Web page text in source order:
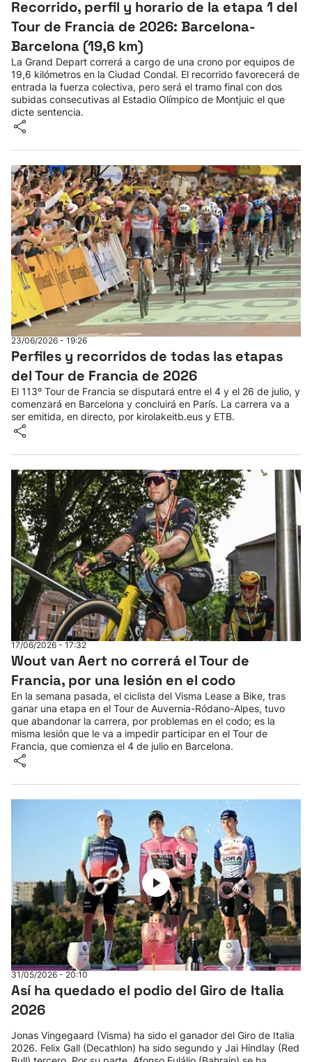
Recorrido, perfil y horario de la etapa 1 del
Tour de Francia de 2026: Barcelona-
Barcelona (19,6 km)
La Grand Depart correrá a cargo de una crono por equipos de
19,6 kilómetros en la Ciudad Condal. El recorrido favorecerá de
entrada la fuerza colectiva, pero será el tramo final con dos
subidas consecutivas al Estadio Olímpico de Montjuic el que
dicte sentencia.
23/06/2026 - 19:26
Perfiles y recorridos de todas las etapas
del Tour de Francia de 2026
El 113º Tour de Francia se disputará entre el 4 y el 26 de julio, y
comenzará en Barcelona y concluirá en París. La carrera va a
ser emitida, en directo, por kirolakeitb.eus y ETB.
17/06/2026 - 17:32
Wout van Aert no correrá el Tour de
Francia, por una lesión en el codo
En la semana pasada, el ciclista del Visma Lease a Bike, tras
ganar una etapa en el Tour de Auvernia-Ródano-Alpes, tuvo
que abandonar la carrera, por problemas en el codo; es la
misma lesión que le va a impedir participar en el Tour de
Francia, que comienza el 4 de julio en Barcelona.
31/05/2026 - 20:10
Así ha quedado el podio del Giro de Italia
2026
Jonas Vingegaard (Visma) ha sido el ganador del Giro de Italia
2026. Felix Gall (Decathlon) ha sido segundo y Jai Hindlay (Red